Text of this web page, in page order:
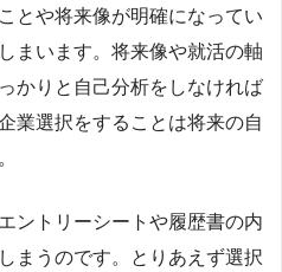
とや将来像が明確になってい
まいます。将来像や就活の軸
かりと自己分析をしなければ
業選択をすることは将来の自
ントリーシートや履歴書の内
まうのです。とりあえず選択